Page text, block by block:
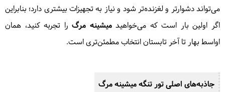
می‌تواند دشوارتر و لغزنده‌تر شود و نیاز به تجهیزات بیشتری دارد؛ بنابراین
اگر اولین بار است که می‌خواهیدمیشینه مرگرا تجربه کنید، همان
اواسط بهار تا آخر تابستان انتخاب مطمئن‌تری است.
جاذبه‌های اصلی تورتنگه میشینه مرگ